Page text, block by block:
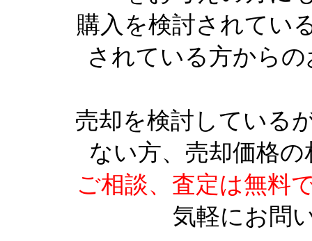
購入を検討されてい
されている方から
売却を検討している
ない方、売却価格
ご相談、査定は無料
気軽にお問